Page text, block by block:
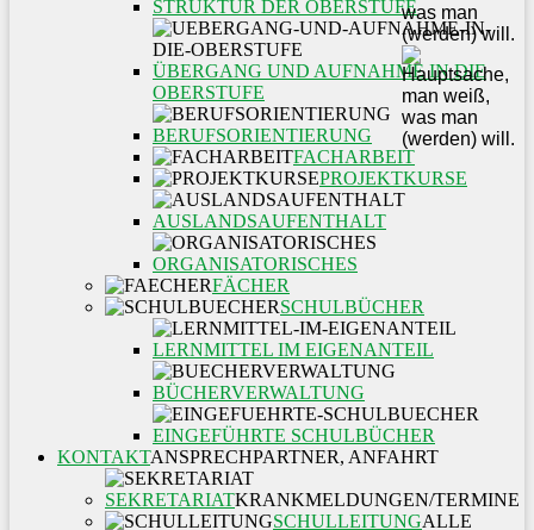
STRUKTUR DER OBERSTUFE
ÜBERGANG UND AUFNAHME IN DIE
OBERSTUFE
BERUFSORIENTIERUNG
FACHARBEIT
PROJEKTKURSE
AUSLANDSAUFENTHALT
ORGANISATORISCHES
FÄCHER
SCHULBÜCHER
LERNMITTEL IM EIGENANTEIL
BÜCHERVERWALTUNG
EINGEFÜHRTE SCHULBÜCHER
KONTAKTANSPRECHPARTNER, ANFAHRT
SEKRETARIATKRANKMELDUNGEN/TERMINE
SCHULLEITUNGALLE